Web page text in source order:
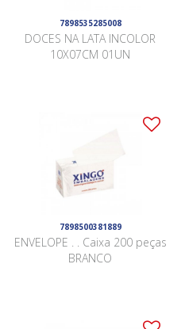
7898535285008
DOCES NA LATA INCOLOR
10X07CM 01UN
7898500381889
ENVELOPE . . Caixa 200 peças
BRANCO